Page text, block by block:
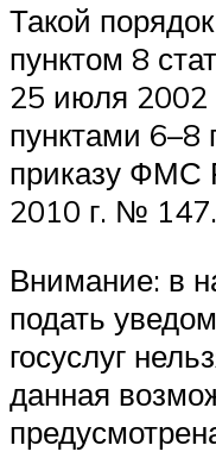
Такой
пунктом 8
25 июля
пунктами 6–8
приказу ФМС
2010 г. № 147.
Внимание: в
подать
госуслуг
данная